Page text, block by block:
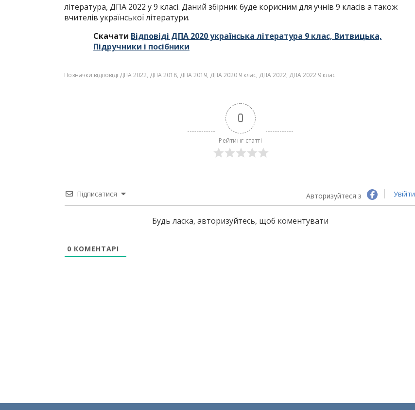
література, ДПА 2022 у 9 класі. Даний збірник буде корисним для учнів 9 класів а також
вчителів української літератури.
Скачати Відповіді ДПА 2020 українська література 9 клас, Витвицька,
Підручники і посібники
Позначки:відповіді ДПА 2022, ДПА 2018, ДПА 2019, ДПА 2020 9 клас, ДПА 2022, ДПА 2022 9 клас
0
Рейтинг статті
Підписатися Авторизуйтеся з Увійти
Будь ласка, авторизуйтесь, щоб коментувати
0 КОМЕНТАРІ